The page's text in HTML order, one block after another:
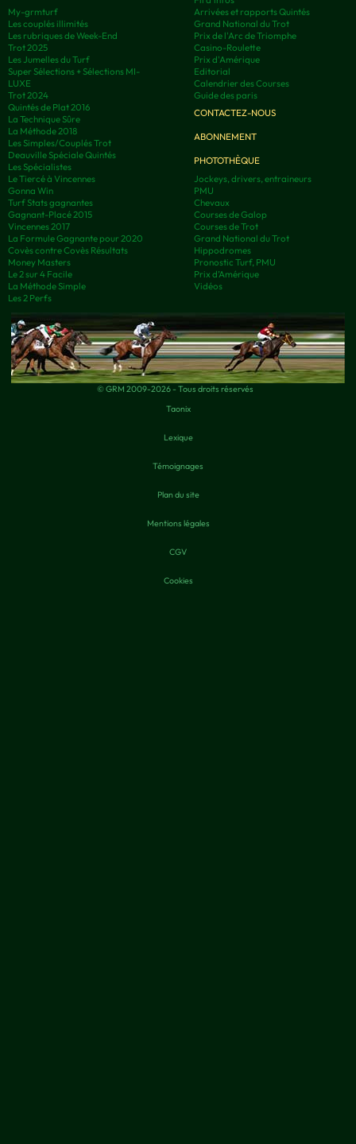
My-grmturf
Les couplés illimités
Les rubriques de Week-End
Trot 2025
Les Jumelles du Turf
Super Sélections + Sélections MI-
LUXE
Trot 2024
Quintés de Plat 2016
La Technique Sûre
La Méthode 2018
Les Simples/Couplés Trot
Deauville Spéciale Quintés
Les Spécialistes
Le Tiercé à Vincennes
Gonna Win
Turf Stats gagnantes
Gagnant-Placé 2015
Vincennes 2017
La Formule Gagnante pour 2020
Covès contre Covès Résultats
Money Masters
Le 2 sur 4 Facile
La Méthode Simple
Les 2 Perfs
Arrivées et rapports Quintés
Grand National du Trot
Prix de l'Arc de Triomphe
Casino-Roulette
Prix d'Amérique
Editorial
Calendrier des Courses
Guide des paris
CONTACTEZ-NOUS
ABONNEMENT
PHOTOTHÈQUE
Jockeys, drivers, entraineurs
PMU
Chevaux
Courses de Galop
Courses de Trot
Grand National du Trot
Hippodromes
Pronostic Turf, PMU
Prix d’Amérique
Vidéos
© GRM 2009-2026 - Tous droits réservés
Taonix
Lexique
Témoignages
Plan du site
Mentions légales
CGV
Cookies